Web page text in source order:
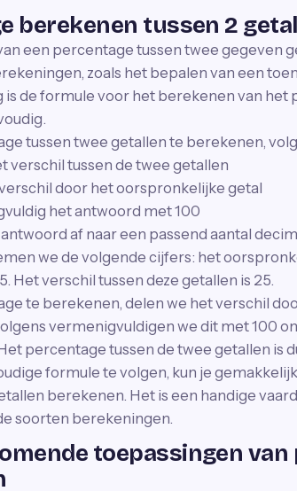
berekenen tussen 2
een percentage tussen twee gegeven
zoals het bepalen van een
is de formule voor het berekenen van het
tussen twee getallen te berekenen,
verschil tussen de twee getallen
door het oorspronkelijke getal
het antwoord met 100
af naar een passend aantal
we de volgende cijfers: het
Het verschil tussen deze getallen is 25.
te berekenen, delen we het verschil
vermenigvuldigen we dit met 100
percentage tussen de twee getallen is
formule te volgen, kun je
berekenen. Het is een handige
soorten berekeningen.
toepassingen van